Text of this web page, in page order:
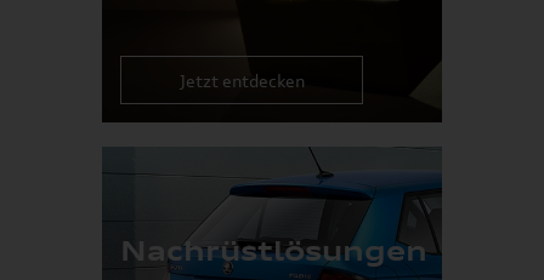
Jetzt entdecken
Nachrüstlösungen